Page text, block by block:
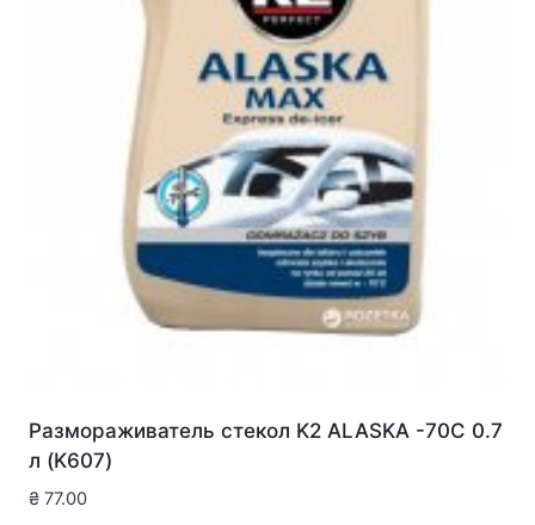
Размораживатель стекол K2 ALASKA -70C 0.7
л (K607)
₴ 77.00